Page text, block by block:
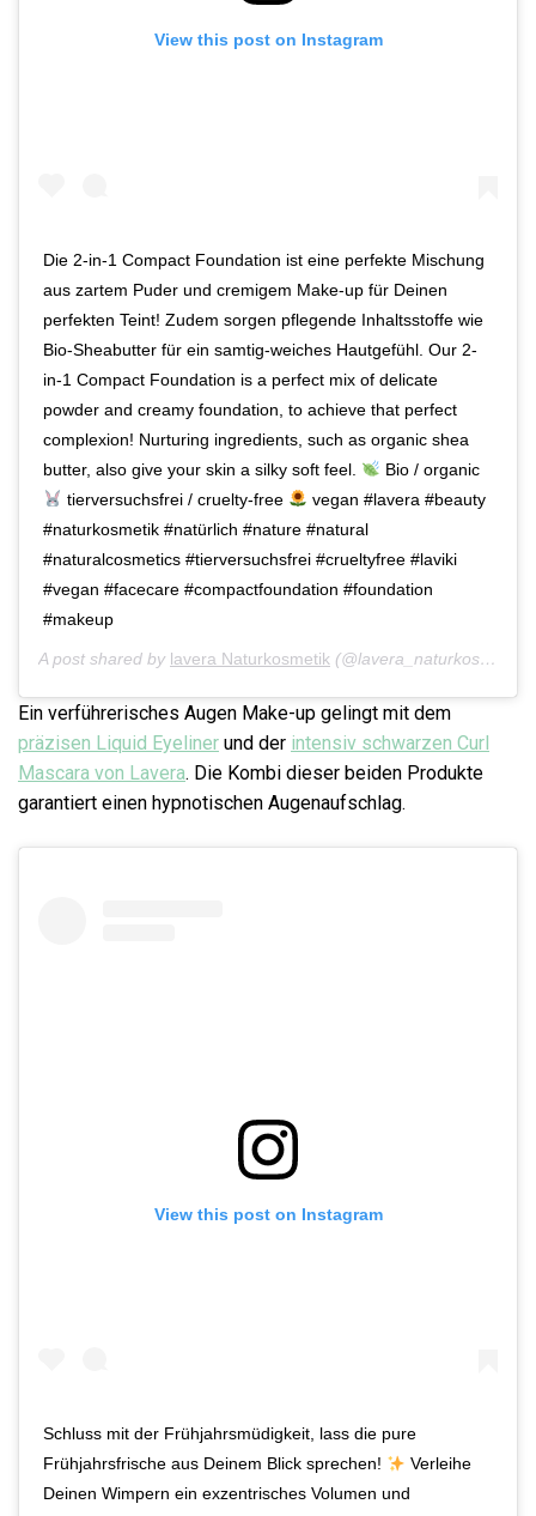
View this post on Instagram
Die 2-in-1 Compact Foundation ist eine perfekte Mischung
aus zartem Puder und cremigem Make-up für Deinen
perfekten Teint! Zudem sorgen pflegende Inhaltsstoffe wie
Bio-Sheabutter für ein samtig-weiches Hautgefühl. Our 2-
in-1 Compact Foundation is a perfect mix of delicate
powder and creamy foundation, to achieve that perfect
complexion! Nurturing ingredients, such as organic shea
butter, also give your skin a silky soft feel.
Bio / organic
tierversuchsfrei / cruelty-free
vegan #lavera #beauty
#naturkosmetik #natürlich #nature #natural
#naturalcosmetics #tierversuchsfrei #crueltyfree #laviki
#vegan #facecare #compactfoundation #foundation
#makeup
A post shared by lavera Naturkosmetik (@lavera_naturkosmetik) on
Ein verführerisches Augen Make-up gelingt mit dem
präzisen Liquid Eyeliner und der intensiv schwarzen Curl
Mascara von Lavera. Die Kombi dieser beiden Produkte
garantiert einen hypnotischen Augenaufschlag.
View this post on Instagram
Schluss mit der Frühjahrsmüdigkeit, lass die pure
Frühjahrsfrische aus Deinem Blick sprechen!
Verleihe
Deinen Wimpern ein exzentrisches Volumen und